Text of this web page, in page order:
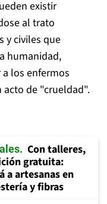
existir
al trato
y civiles que
humanidad,
los enfermos
acto de "crueldad".
Con talleres,
gratuita:
a artesanas en
y fibras